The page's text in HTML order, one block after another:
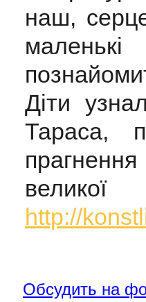
наш,
Діти
Тараса,
http://
Обсудить на